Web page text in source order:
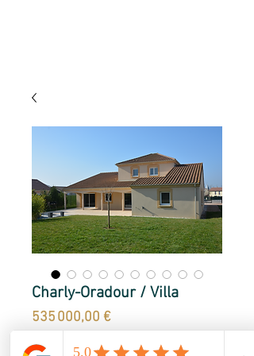
Charly-Oradour / Villa
535 000,00 €Prix